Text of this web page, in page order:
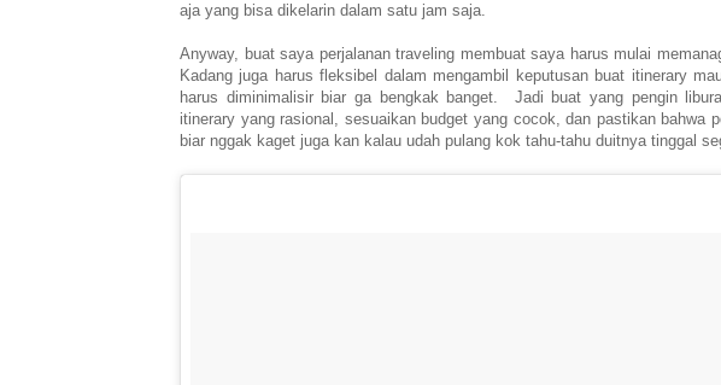
aja yang bisa dikelarin dalam satu jam saja.
Anyway, buat saya perjalanan traveling membuat saya harus mulai
Kadang juga harus fleksibel dalam mengambil keputusan buat itinerary
harus diminimalisir biar ga bengkak banget. Jadi buat yang pengin
itinerary yang rasional, sesuaikan budget yang cocok, dan pastikan bahwa
biar nggak kaget juga kan kalau udah pulang kok tahu-tahu duitnya tinggal